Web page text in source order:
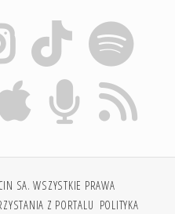
SA. WSZYSTKIE PRAWA
Z PORTALU POLITYKA